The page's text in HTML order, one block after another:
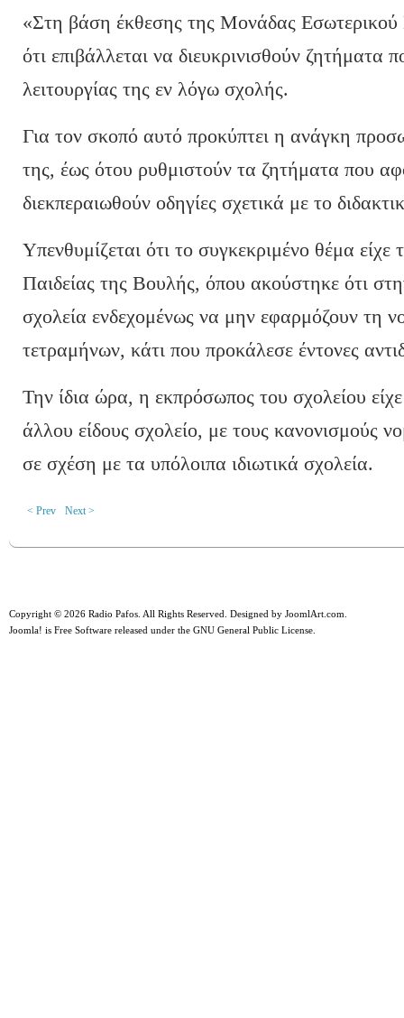
«Στη βάση έκθεσης της Μονάδας
ότι επιβάλλεται να διευκρινισθούν
λειτουργίας της εν λόγω σχολής.
Για τον σκοπό αυτό προκύπτει η ανάγκη
της, έως ότου ρυθμιστούν τα ζητήματα που
διεκπεραιωθούν οδηγίες σχετικά με το
Υπενθυμίζεται ότι το συγκεκριμένο θέμα είχε
Παιδείας της Βουλής, όπου ακούστηκε ότι
σχολεία ενδεχομένως να μην εφαρμόζουν τη
τετραμήνων, κάτι που προκάλεσε έντονες
Την ίδια ώρα, η εκπρόσωπος του σχολείου
άλλου είδους σχολείο, με τους κανονισμούς
σε σχέση με τα υπόλοιπα ιδιωτικά σχολεία.
< Prev Next >
Copyright © 2026 Radio Pafos. All Rights Reserved. Designed by JoomlArt.com
Joomla! is Free Software released under the GNU General Public License.